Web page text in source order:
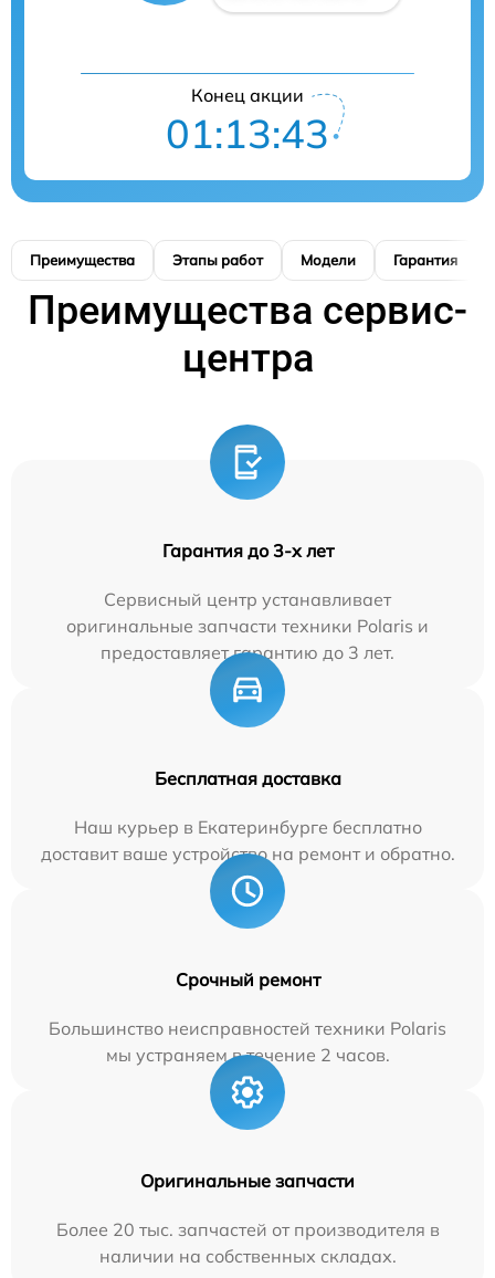
Конец акции
01:13:42
Преимущества Этапы работ Модели Гарантия
Преимущества сервис-
центра
Гарантия до 3-х лет
Сервисный центр устанавливает
оригинальные запчасти техники Polaris и
предоставляет гарантию до 3 лет.
Бесплатная доставка
Наш курьер в Екатеринбурге бесплатно
доставит ваше устройство на ремонт и обратно.
Срочный ремонт
Большинство неисправностей техники Polaris
мы устраняем в течение 2 часов.
Оригинальные запчасти
Более 20 тыс. запчастей от производителя в
наличии на собственных складах.